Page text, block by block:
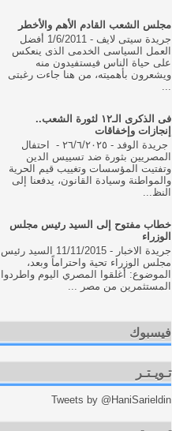
مجلس الشعب القادم الأهم والأخطر
جريدة سيتى لايف - 1/6/2011 أفضل
العمل السياسى الخدمى الذى ينعكس
على حياة الناس فيستفيدون منه
ويشعرون بأهميته، من هنا جاءت رغبتى
فى الذكرى الـ١٢ لثورة الشعب..
إنجازات وإخفاقات
جريدة الوفد - ٢٦/٦/٢٠٢٥ - احتفال
المصريين بثورة ضد تسييس الدين
وتفتيت المؤسسات وتغييب قيم الحرية
والمواطنة وسيادة القانون، يدفعنا إلى
النظ...
خطاب مفتوح إلى السيد رئيس مجلس
الوزراء
جريدة الاخبار - 11/11/2015 السيد رئيس
مجلس الوزراء تحية واحتراماً وبعد،
الموضوع: أغلقوا المصري اليوم واطردوا
المستثمرين من مصر ...
فيسبوك
تـويـتـر
Tweets by @HaniSarieldin